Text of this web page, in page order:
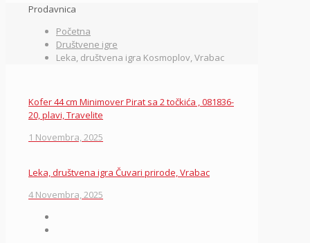
Prodavnica
Početna
Društvene igre
Leka, društvena igra Kosmoplov, Vrabac
Kofer 44 cm Minimover Pirat sa 2 točkića , 081836-
20, plavi, Travelite
1 Novembra, 2025
Leka, društvena igra Čuvari prirode, Vrabac
4 Novembra, 2025